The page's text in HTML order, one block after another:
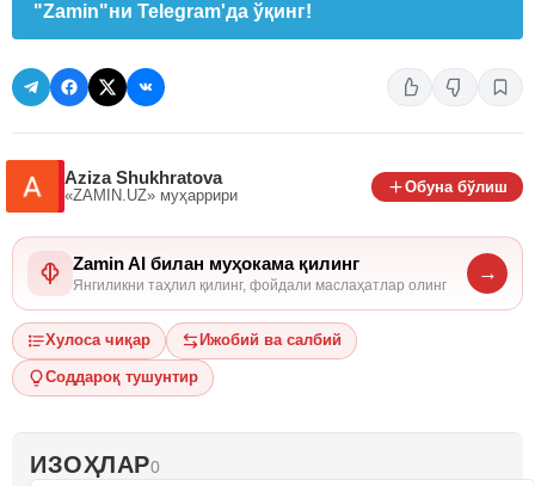
"Zamin"ни Telegram'да ўқинг!
Aziza Shukhratova
«ZAMIN.UZ» муҳаррири
Обуна бўлиш
Zamin AI билан муҳокама қилинг
Янгиликни таҳлил қилинг, фойдали маслаҳатлар олинг
→
Хулоса чиқар Ижобий ва салбий
Соддароқ тушунтир
ИЗОҲЛАР0